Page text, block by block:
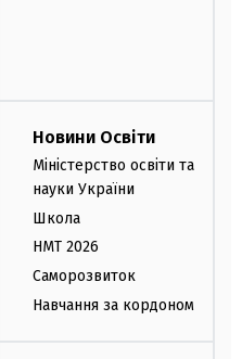
Новини Освіти
Міністерство освіти та
науки України
Школа
НМТ 2026
Саморозвиток
Навчання за кордоном